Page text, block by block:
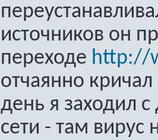
источников он
переходе http://
отчаянно
день я заходил
сети - там